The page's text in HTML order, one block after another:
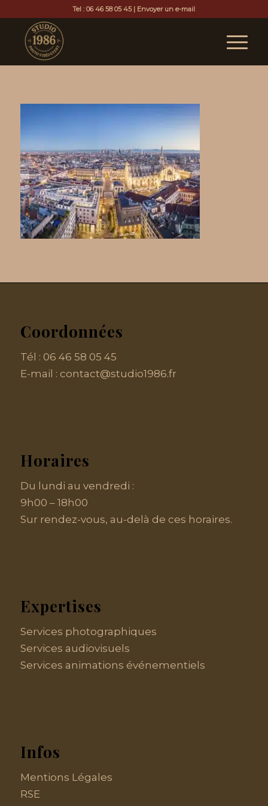
Tel :06 46 58 05 45| Envoyer un e-mail
Coordonnées
Tél : 06 46 58 05 45
E-mail : contact@studio1986.fr
Horaires
Du lundi au vendredi :
9h00 – 18h00
Sur rendez-vous, au-delà de ces horaires.
Expertises
Services photographiques
Services audiovisuels
Services animations événementiels
Infos
Mentions Légales
RSE